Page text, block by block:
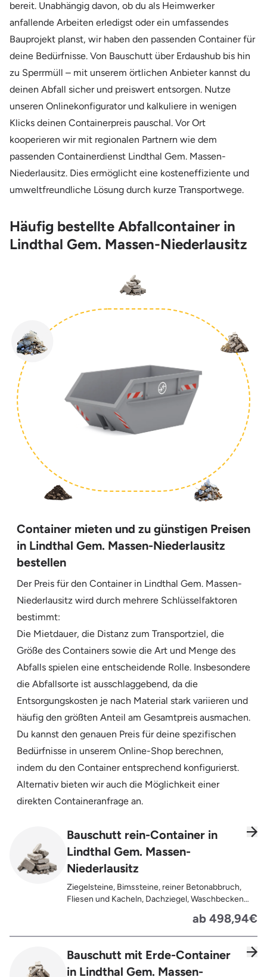
bereit. Unabhängig davon, ob du als Heimwerker
anfallende Arbeiten erledigst oder ein umfassendes
Bauprojekt planst, wir haben den passenden Container für
deine Bedürfnisse. Von Bauschutt über Erdaushub bis hin
zu Sperrmüll – mit unserem örtlichen Anbieter kannst du
deinen Abfall sicher und preiswert entsorgen. Nutze
unseren Onlinekonfigurator und kalkuliere in wenigen
Klicks deinen Containerpreis pauschal. Vor Ort
kooperieren wir mit regionalen Partnern wie dem
passenden Containerdienst Lindthal Gem. Massen-
Niederlausitz. Dies ermöglicht eine kosteneffiziente und
umweltfreundliche Lösung durch kurze Transportwege.
Häufig bestellte Abfallcontainer in
Lindthal Gem. Massen-Niederlausitz
Container mieten und zu günstigen Preisen
in Lindthal Gem. Massen-Niederlausitz
bestellen
Der Preis für den Container in Lindthal Gem. Massen-
Niederlausitz wird durch mehrere Schlüsselfaktoren
bestimmt:
Die Mietdauer, die Distanz zum Transportziel, die
Größe des Containers sowie die Art und Menge des
Abfalls spielen eine entscheidende Rolle. Insbesondere
die Abfallsorte ist ausschlaggebend, da die
Entsorgungskosten je nach Material stark variieren und
häufig den größten Anteil am Gesamtpreis ausmachen.
Du kannst den genauen Preis für deine spezifischen
Bedürfnisse in unserem Online-Shop berechnen,
indem du den Container entsprechend konfigurierst.
Alternativ bieten wir auch die Möglichkeit einer
direkten Containeranfrage an.
Bauschutt rein-Container in
Lindthal Gem. Massen-
Niederlausitz
Ziegelsteine, Bimssteine, reiner Betonabbruch,
Fliesen und Kacheln, Dachziegel, Waschbecken
Pflastersteine, Kalksand-Mauerwerk, Zement und
Putzreste
ab 498,94€
Bauschutt mit Erde-Container
in Lindthal Gem. Massen-